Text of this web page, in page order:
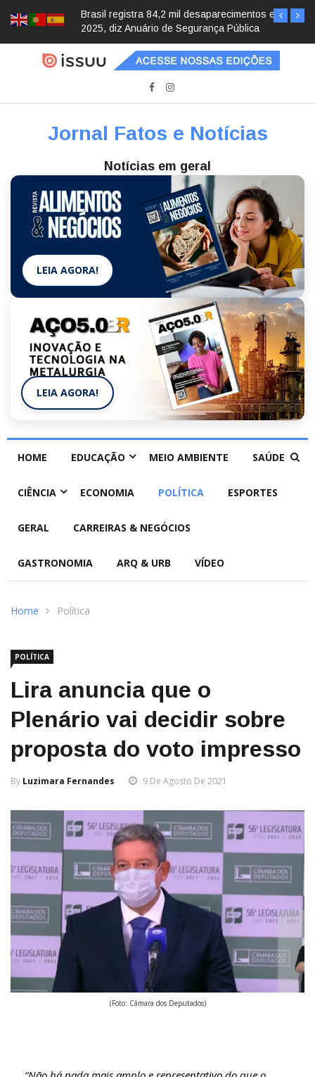
Brasil registra 84,2 mil desaparecimentos em
2025, diz Anuário de Segurança Pública
Jornal Fatos e Notícias
Notícias em geral
LEIA AGORA!
LEIA AGORA!
HOME EDUCAÇÃO MEIO AMBIENTE SAÚDE
CIÊNCIA ECONOMIA POLÍTICA ESPORTES
GERAL CARREIRAS & NEGÓCIOS
GASTRONOMIA ARQ & URB VÍDEO
Home Política
POLÍTICA
Lira anuncia que o
Plenário vai decidir sobre
proposta do voto impresso
By Luzimara Fernandes 9 De Agosto De 2021
(Foto: Câmara dos Deputados)